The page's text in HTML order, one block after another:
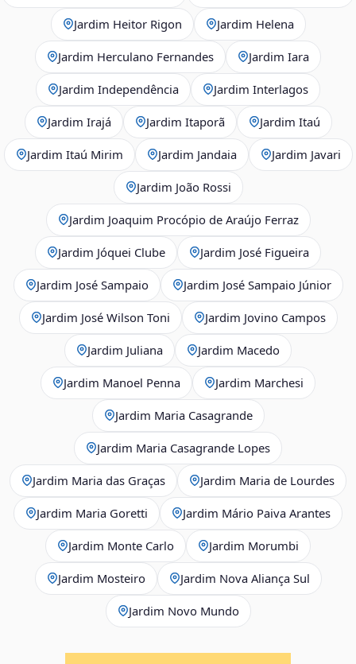
Jardim Heitor Rigon Jardim Helena
Jardim Herculano Fernandes Jardim Iara
Jardim Independência Jardim Interlagos
Jardim Irajá Jardim Itaporã Jardim Itaú
Jardim Itaú Mirim Jardim Jandaia Jardim Javari
Jardim João Rossi
Jardim Joaquim Procópio de Araújo Ferraz
Jardim Jóquei Clube Jardim José Figueira
Jardim José Sampaio Jardim José Sampaio Júnior
Jardim José Wilson Toni Jardim Jovino Campos
Jardim Juliana Jardim Macedo
Jardim Manoel Penna Jardim Marchesi
Jardim Maria Casagrande
Jardim Maria Casagrande Lopes
Jardim Maria das Graças Jardim Maria de Lourdes
Jardim Maria Goretti Jardim Mário Paiva Arantes
Jardim Monte Carlo Jardim Morumbi
Jardim Mosteiro Jardim Nova Aliança Sul
Jardim Novo Mundo